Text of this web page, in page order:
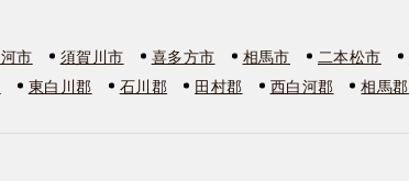
市 須賀川市 喜多方市 相馬市 二本松市
東白川郡 石川郡 田村郡 西白河郡 相馬郡